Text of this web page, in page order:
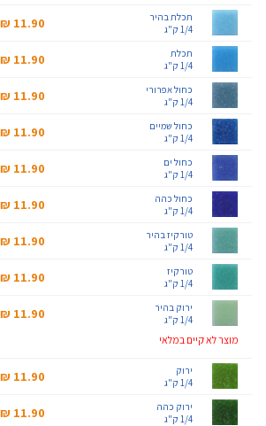
תכלת בהיר
1/4 ק"ג
11.90 ₪‎
תכלת
1/4 ק"ג
11.90 ₪‎
כחול אפרורי
1/4 ק"ג
11.90 ₪‎
כחול שמיים
1/4 ק"ג
11.90 ₪‎
כחול ים
1/4 ק"ג
11.90 ₪‎
כחול כהה
1/4 ק"ג
11.90 ₪‎
טורקיז בהיר
1/4 ק"ג
11.90 ₪‎
טורקיז
1/4 ק"ג
11.90 ₪‎
ירוק בהיר
1/4 ק"ג
11.90 ₪‎
מוצר לא קיים במלאי
ירוק
1/4 ק"ג
11.90 ₪‎
ירוק כהה
1/4 ק"ג
11.90 ₪‎